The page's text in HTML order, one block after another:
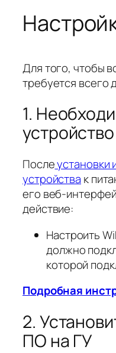
Для того, чтобы
требуется всего
1.
устройство
Послеустановки
устройства к
его веб-
действие:
Настроить
должно
которой
Подробная
2.
ПО на ГУ